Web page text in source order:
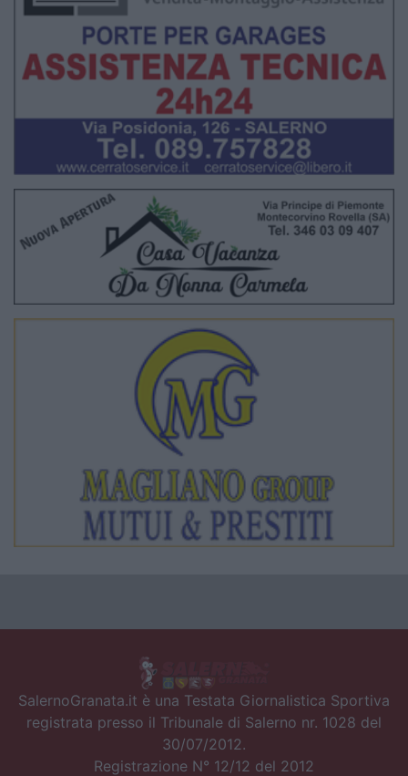
SalernoGranata.it è una Testata Giornalistica Sportiva
registrata presso il Tribunale di Salerno nr. 1028 del
30/07/2012.
Registrazione N° 12/12 del 2012